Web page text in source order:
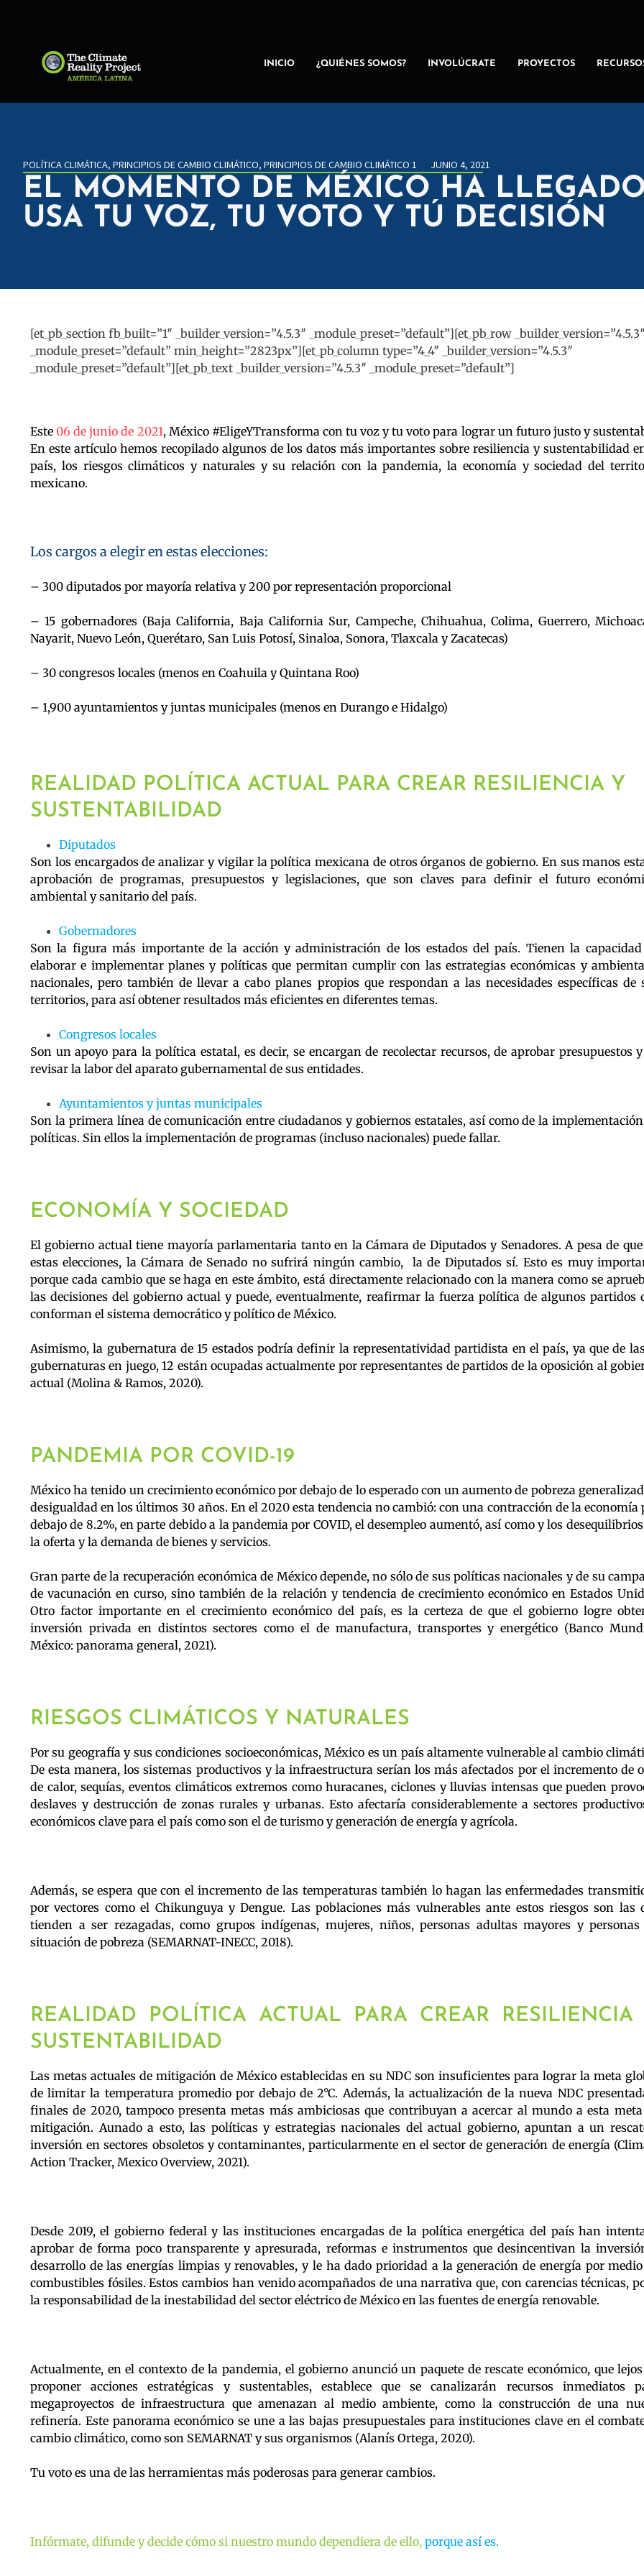
INICIO ¿QUIÉNES SOMOS? INVOLÚCRATE PROYECTOS
POLÍTICA CLIMÁTICA, PRINCIPIOS DE CAMBIO CLIMÁTICO, PRINCIPIOS DE CAMBIO CLIMÁTICO 1 JUNIO 4, 2021
EL MOMENTO DE MÉXICO HA
USA TU VOZ, TU VOTO Y TÚ DECISIÓN
[et_pb_section fb_built=”1″ _builder_version=”4.5.3″ _module_preset=”default”][et_pb_row _builder_version=”4.5.3″
_module_preset=”default” min_height=”2823px”][et_pb_column type=”4_4″ _builder_version=”4.5.3″
_module_preset=”default”][et_pb_text _builder_version=”4.5.3″ _module_preset=”default”]
Este 06 de junio de 2021, México #EligeYTransforma con tu voz y tu voto para lograr un futuro justo y
En este artículo hemos recopilado algunos de los datos más importantes sobre resiliencia y sustentabilidad
país, los riesgos climáticos y naturales y su relación con la pandemia, la economía y sociedad del
mexicano.
Los cargos a elegir en estas elecciones:
– 300 diputados por mayoría relativa y 200 por representación proporcional
– 15 gobernadores (Baja California, Baja California Sur, Campeche, Chihuahua, Colima, Guerrero,
Nayarit, Nuevo León, Querétaro, San Luis Potosí, Sinaloa, Sonora, Tlaxcala y Zacatecas)
– 30 congresos locales (menos en Coahuila y Quintana Roo)
– 1,900 ayuntamientos y juntas municipales (menos en Durango e Hidalgo)
REALIDAD POLÍTICA ACTUAL PARA CREAR RESILIENCIA Y
SUSTENTABILIDAD
Diputados
Son los encargados de analizar y vigilar la política mexicana de otros órganos de gobierno. En sus manos
aprobación de programas, presupuestos y legislaciones, que son claves para definir el futuro
ambiental y sanitario del país.
Gobernadores
Son la figura más importante de la acción y administración de los estados del país. Tienen la capacidad
elaborar e implementar planes y políticas que permitan cumplir con las estrategias económicas y
nacionales, pero también de llevar a cabo planes propios que respondan a las necesidades específicas de
territorios, para así obtener resultados más eficientes en diferentes temas.
Congresos locales
Son un apoyo para la política estatal, es decir, se encargan de recolectar recursos, de aprobar presupuestos
revisar la labor del aparato gubernamental de sus entidades.
Ayuntamientos y juntas municipales
Son la primera línea de comunicación entre ciudadanos y gobiernos estatales, así como de la
políticas. Sin ellos la implementación de programas (incluso nacionales) puede fallar.
ECONOMÍA Y SOCIEDAD
El gobierno actual tiene mayoría parlamentaria tanto en la Cámara de Diputados y Senadores. A pesa de
estas elecciones, la Cámara de Senado no sufrirá ningún cambio, la de Diputados sí. Esto es muy
porque cada cambio que se haga en este ámbito, está directamente relacionado con la manera como se
las decisiones del gobierno actual y puede, eventualmente, reafirmar la fuerza política de algunos partidos
conforman el sistema democrático y político de México.
Asimismo, la gubernatura de 15 estados podría definir la representatividad partidista en el país, ya que de
gubernaturas en juego, 12 están ocupadas actualmente por representantes de partidos de la oposición al
actual (Molina & Ramos, 2020).
PANDEMIA POR COVID-19
México ha tenido un crecimiento económico por debajo de lo esperado con un aumento de pobreza
desigualdad en los últimos 30 años. En el 2020 esta tendencia no cambió: con una contracción de la economía
debajo de 8.2%, en parte debido a la pandemia por COVID, el desempleo aumentó, así como y los
la oferta y la demanda de bienes y servicios.
Gran parte de la recuperación económica de México depende, no sólo de sus políticas nacionales y de su
de vacunación en curso, sino también de la relación y tendencia de crecimiento económico en Estados
Otro factor importante en el crecimiento económico del país, es la certeza de que el gobierno logre
inversión privada en distintos sectores como el de manufactura, transportes y energético (Banco
México: panorama general, 2021).
RIESGOS CLIMÁTICOS Y NATURALES
Por su geografía y sus condiciones socioeconómicas, México es un país altamente vulnerable al cambio
De esta manera, los sistemas productivos y la infraestructura serían los más afectados por el incremento de
de calor, sequías, eventos climáticos extremos como huracanes, ciclones y lluvias intensas que pueden
deslaves y destrucción de zonas rurales y urbanas. Esto afectaría considerablemente a sectores
económicos clave para el país como son el de turismo y generación de energía y agrícola.
Además, se espera que con el incremento de las temperaturas también lo hagan las enfermedades
por vectores como el Chikunguya y Dengue. Las poblaciones más vulnerables ante estos riesgos son las
tienden a ser rezagadas, como grupos indígenas, mujeres, niños, personas adultas mayores y
situación de pobreza (SEMARNAT-INECC, 2018).
REALIDAD POLÍTICA ACTUAL PARA CREAR RESILIENCIA
SUSTENTABILIDAD
Las metas actuales de mitigación de México establecidas en su NDC son insuficientes para lograr la meta
de limitar la temperatura promedio por debajo de 2°C. Además, la actualización de la nueva NDC
finales de 2020, tampoco presenta metas más ambiciosas que contribuyan a acercar al mundo a esta
mitigación. Aunado a esto, las políticas y estrategias nacionales del actual gobierno, apuntan a un
inversión en sectores obsoletos y contaminantes, particularmente en el sector de generación de energía
Action Tracker, Mexico Overview, 2021).
Desde 2019, el gobierno federal y las instituciones encargadas de la política energética del país han
aprobar de forma poco transparente y apresurada, reformas e instrumentos que desincentivan la
desarrollo de las energías limpias y renovables, y le ha dado prioridad a la generación de energía por
combustibles fósiles. Estos cambios han venido acompañados de una narrativa que, con carencias técnicas,
la responsabilidad de la inestabilidad del sector eléctrico de México en las fuentes de energía renovable.
Actualmente, en el contexto de la pandemia, el gobierno anunció un paquete de rescate económico, que
proponer acciones estratégicas y sustentables, establece que se canalizarán recursos inmediatos
megaproyectos de infraestructura que amenazan al medio ambiente, como la construcción de una
refinería. Este panorama económico se une a las bajas presupuestales para instituciones clave en el
cambio climático, como son SEMARNAT y sus organismos (Alanís Ortega, 2020).
Tu voto es una de las herramientas más poderosas para generar cambios.
Infórmate, difunde y decide cómo si nuestro mundo dependiera de ello, porque así es.